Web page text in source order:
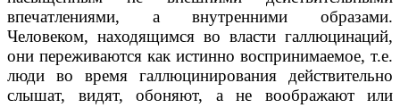
впечатлениями, а внутренними образами.
Человеком, находящимся во власти галлюцинаций,
они переживаются как истинно воспринимаемое, т.е.
люди во время галлюцинирования действительно
слышат, видят, обоняют, а не воображают или